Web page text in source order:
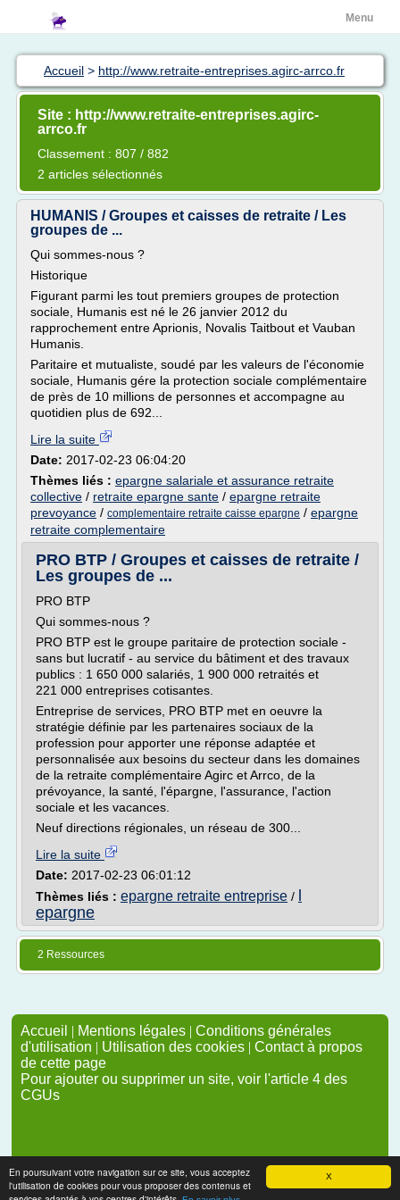
X
En poursuivant votre navigation sur ce site, vous acceptez
l'utilisation de cookies pour vous proposer des contenus et
Menu
Accueil > http://www.retraite-entreprises.agirc-arrco.fr
Site : http://www.retraite-entreprises.agirc-
arrco.fr
Classement : 807 / 882
2 articles sélectionnés
HUMANIS / Groupes et caisses de retraite / Les
groupes de ...
Qui sommes-nous ?
Historique
Figurant parmi les tout premiers groupes de protection
sociale, Humanis est né le 26 janvier 2012 du
rapprochement entre Aprionis, Novalis Taitbout et Vauban
Humanis.
Paritaire et mutualiste, soudé par les valeurs de l'économie
sociale, Humanis gére la protection sociale complémentaire
de près de 10 millions de personnes et accompagne au
quotidien plus de 692...
Lire la suite
Date: 2017-02-23 06:04:20
Thèmes liés : epargne salariale et assurance retraite
collective / retraite epargne sante / epargne retraite
prevoyance / complementaire retraite caisse epargne / epargne
retraite complementaire
PRO BTP / Groupes et caisses de retraite /
Les groupes de ...
PRO BTP
Qui sommes-nous ?
PRO BTP est le groupe paritaire de protection sociale -
sans but lucratif - au service du bâtiment et des travaux
publics : 1 650 000 salariés, 1 900 000 retraités et
221 000 entreprises cotisantes.
Entreprise de services, PRO BTP met en oeuvre la
stratégie définie par les partenaires sociaux de la
profession pour apporter une réponse adaptée et
personnalisée aux besoins du secteur dans les domaines
de la retraite complémentaire Agirc et Arrco, de la
prévoyance, la santé, l'épargne, l'assurance, l'action
sociale et les vacances.
Neuf directions régionales, un réseau de 300...
Lire la suite
Date: 2017-02-23 06:01:12
Thèmes liés : epargne retraite entreprise /
epargne
2 Ressources
Accueil | Mentions légales | Conditions générales
d'utilisation | Utilisation des cookies | Contact à propos
de cette page
Pour ajouter ou supprimer un site, voir l'article 4 des
CGUs